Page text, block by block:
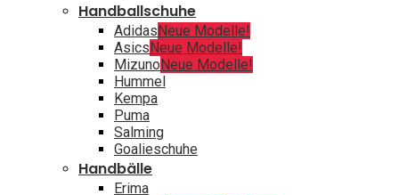
Handballschuhe
AdidasNeue Modelle!
AsicsNeue Modelle!
MizunoNeue Modelle!
Hummel
Kempa
Puma
Salming
Goalieschuhe
Handbälle
Erima